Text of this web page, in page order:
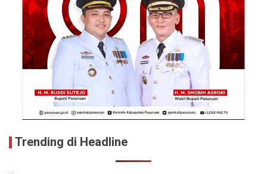
Trending di Headline